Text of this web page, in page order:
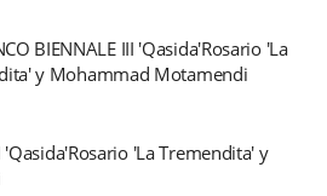
BIENNALE III 'Qasida'Rosario 'La
y Mohammad Motamendi
'Qasida'Rosario 'La Tremendita' y